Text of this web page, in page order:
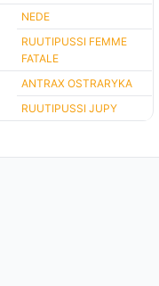
NEDE
RUUTIPUSSI FEMME
FATALE
ANTRAX OSTRARYKA
RUUTIPUSSI JUPY